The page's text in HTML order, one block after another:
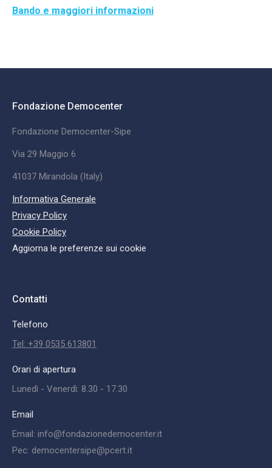
Bando e maggiori informazioni
Fondazione Democenter
Fondazione Democenter-Sipe
Via 29 Maggio 6
41037 Mirandola (Italy)
Informativa Generale
Privacy Policy
Cookie Policy
Aggiorna le preferenze sui cookie
Contatti
Telefono
Tel: +39 0535 613801
Orari di apertura
Lunedì - Venerdì: 8.30 - 17.30
Email
Email: info@fondazionedemocenter.it
Pec: democentersipe@pcert.it